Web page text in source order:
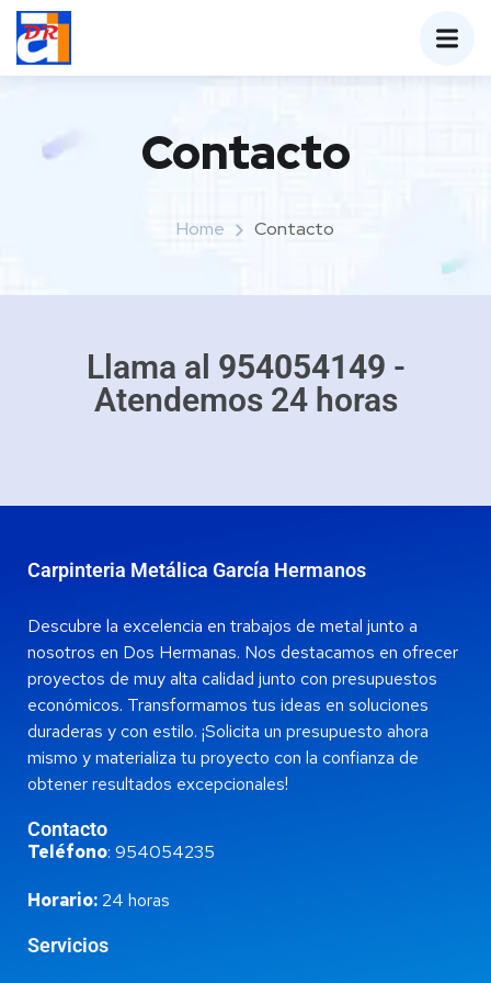
Contacto
Home Contacto
Llama al 954054149 -
Atendemos 24 horas
Carpinteria Metálica García Hermanos
Descubre la excelencia en trabajos de metal junto a
nosotros en Dos Hermanas. Nos destacamos en ofrecer
proyectos de muy alta calidad junto con presupuestos
económicos. Transformamos tus ideas en soluciones
duraderas y con estilo. ¡Solicita un presupuesto ahora
mismo y materializa tu proyecto con la confianza de
obtener resultados excepcionales!
Contacto
Teléfono: 954054235
Horario: 24 horas
Servicios